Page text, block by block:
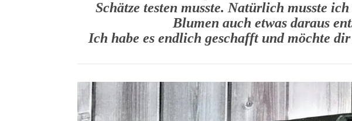
Schätze testen musste. Natürlich musste
Blumen auch etwas daraus
Ich habe es endlich geschafft und möchte